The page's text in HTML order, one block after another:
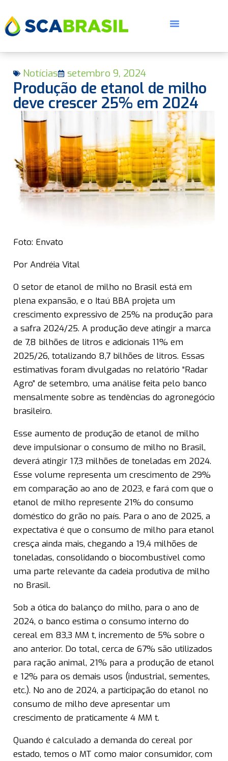
Notícias setembro 9, 2024
Produção de etanol de milho
deve crescer 25% em 2024
Foto: Envato
Por Andréia Vital
O setor de etanol de milho no Brasil está em
plena expansão, e o Itaú BBA projeta um
crescimento expressivo de 25% na produção para
a safra 2024/25. A produção deve atingir a marca
de 7,8 bilhões de litros e adicionais 11% em
2025/26, totalizando 8,7 bilhões de litros. Essas
estimativas foram divulgadas no relatório “Radar
Agro” de setembro, uma análise feita pelo banco
mensalmente sobre as tendências do agronegócio
brasileiro.
Esse aumento de produção de etanol de milho
deve impulsionar o consumo de milho no Brasil,
deverá atingir 17,3 milhões de toneladas em 2024.
Esse volume representa um crescimento de 29%
em comparação ao ano de 2023, e fará com que o
etanol de milho represente 21% do consumo
doméstico do grão no país. Para o ano de 2025, a
expectativa é que o consumo de milho para etanol
cresça ainda mais, chegando a 19,4 milhões de
toneladas, consolidando o biocombustível como
uma parte relevante da cadeia produtiva de milho
no Brasil.
Sob a ótica do balanço do milho, para o ano de
2024, o banco estima o consumo interno do
cereal em 83,3 MM t, incremento de 5% sobre o
ano anterior. Do total, cerca de 67% são utilizados
para ração animal, 21% para a produção de etanol
e 12% para os demais usos (industrial, sementes,
etc.). No ano de 2024, a participação do etanol no
consumo de milho deve apresentar um
crescimento de praticamente 4 MM t.
Quando é calculado a demanda do cereal por
estado, temos o MT como maior consumidor, com